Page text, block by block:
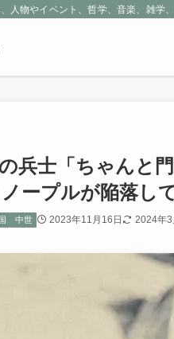
人物やイベント、哲学、音楽、雑
兵士「ちゃんと
ープルが陥落し
中世 2023年11月16日 2024年3